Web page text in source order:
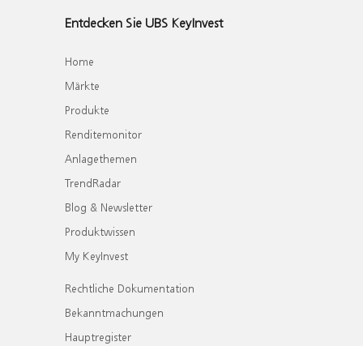
Entdecken Sie UBS KeyInvest
Home
Märkte
Produkte
Renditemonitor
Anlagethemen
TrendRadar
Blog & Newsletter
Produktwissen
My KeyInvest
Rechtliche Dokumentation
Bekanntmachungen
Hauptregister